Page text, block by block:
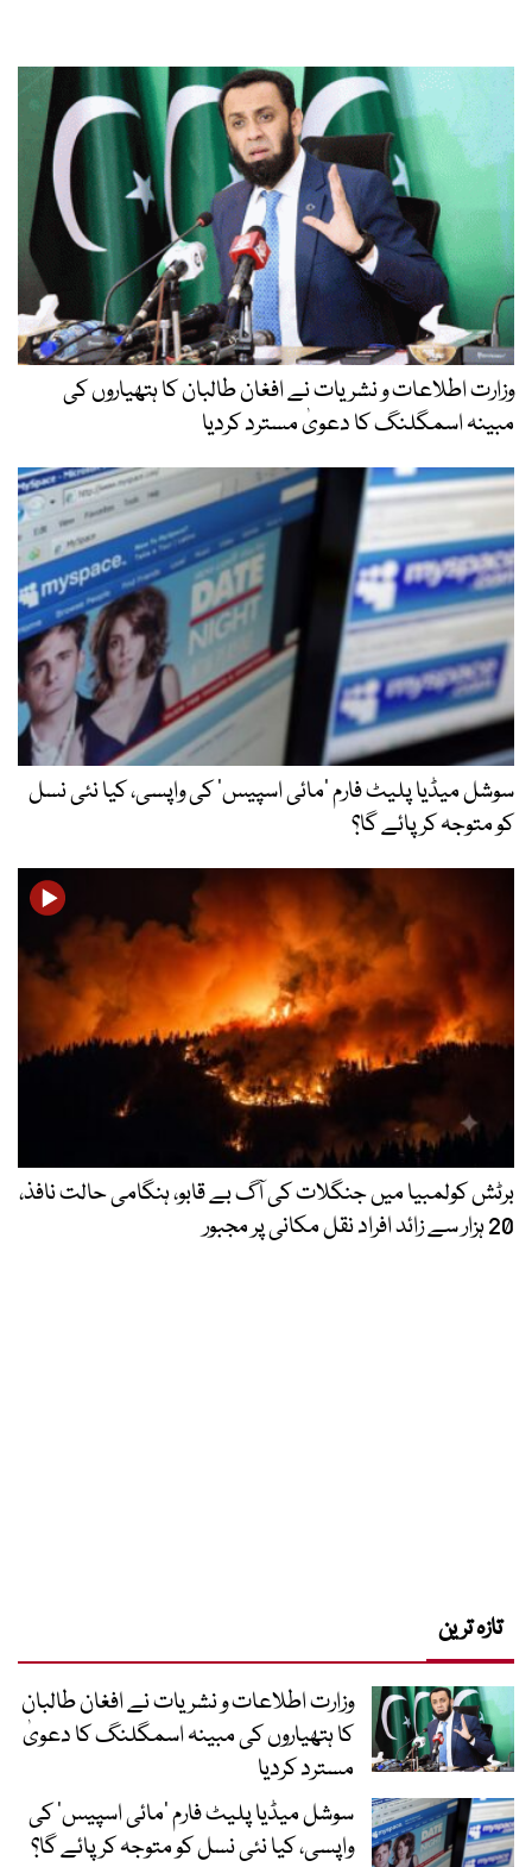
وزارت اطلاعات و نشریات نے افغان طالبان کا ہتھیاروں کی
مبینہ اسمگلنگ کا دعویٰ مسترد کردیا
سوشل میڈیا پلیٹ فارم ‘مائی اسپیس’ کی واپسی، کیا نئی نسل
کو متوجہ کر پائے گا؟
برٹش کولمبیا میں جنگلات کی آگ بے قابو، ہنگامی حالت نافذ،
20 ہزار سے زائد افراد نقل مکانی پر مجبور
تازہ ترین
وزارت اطلاعات و نشریات نے افغان طالبان
کا ہتھیاروں کی مبینہ اسمگلنگ کا دعویٰ
مسترد کردیا
سوشل میڈیا پلیٹ فارم ‘مائی اسپیس’ کی
واپسی، کیا نئی نسل کو متوجہ کر پائے گا؟